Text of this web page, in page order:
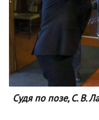
Судя по позе, С. В.